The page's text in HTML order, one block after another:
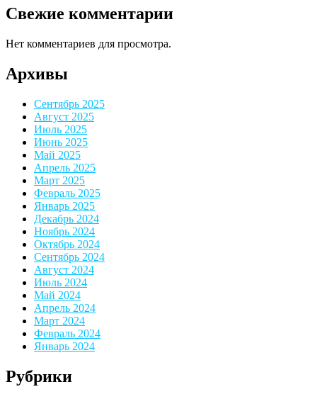
Свежие комментарии
Нет комментариев для просмотра.
Архивы
Сентябрь 2025
Август 2025
Июль 2025
Июнь 2025
Май 2025
Апрель 2025
Март 2025
Февраль 2025
Январь 2025
Декабрь 2024
Ноябрь 2024
Октябрь 2024
Сентябрь 2024
Август 2024
Июль 2024
Май 2024
Апрель 2024
Март 2024
Февраль 2024
Январь 2024
Рубрики